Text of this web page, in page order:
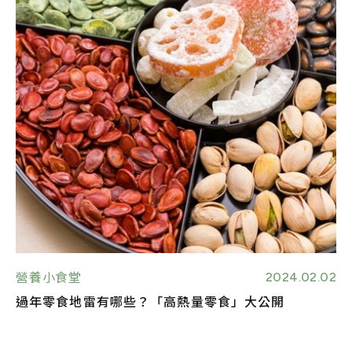
營養小食堂
2024.02.02
過年零食地雷有哪些？「高熱量零食」大公開